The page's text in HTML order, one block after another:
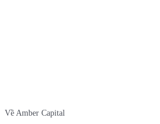
Về Amber Capital